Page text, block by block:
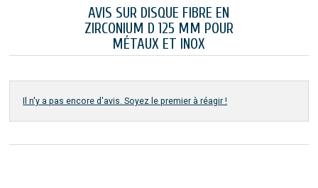
AVIS SUR DISQUE FIBRE EN
ZIRCONIUM D 125 MM POUR
MÉTAUX ET INOX
Il n'y a pas encore d'avis. Soyez le premier à réagir !